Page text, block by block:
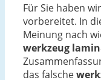
Für Sie haben
vorbereitet. In
Meinung nach
werkzeug
das falsche